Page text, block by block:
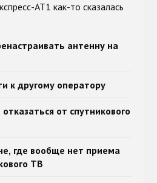
АТ1 как-то сказалась
антенну на
к другому оператору
от спутникового
где вообще нет приема
ТВ